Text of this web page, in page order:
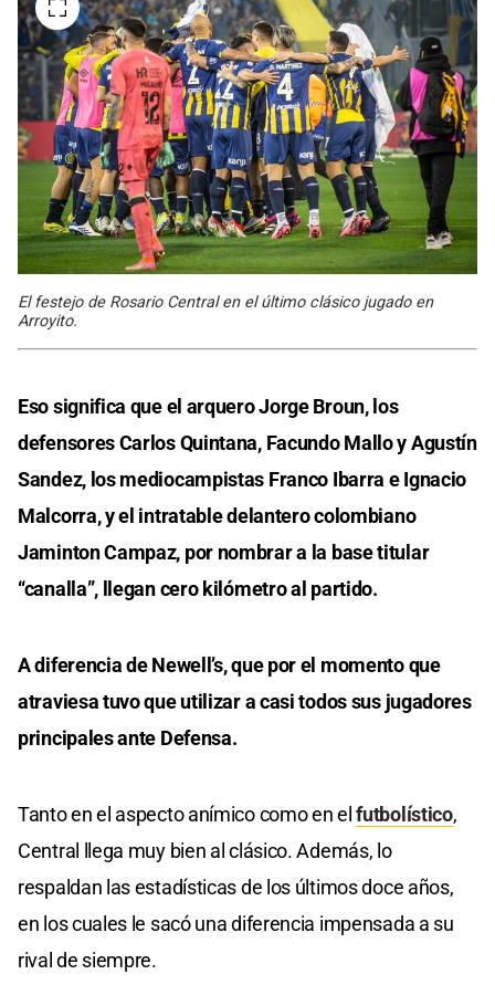
El festejo de Rosario Central en el último clásico jugado en
Arroyito.
Eso significa que el arquero Jorge Broun, los
defensores Carlos Quintana, Facundo Mallo y Agustín
Sandez, los mediocampistas Franco Ibarra e Ignacio
Malcorra, y el intratable delantero colombiano
Jaminton Campaz, por nombrar a la base titular
“canalla”, llegan cero kilómetro al partido.
A diferencia de Newell’s, que por el momento que
atraviesa tuvo que utilizar a casi todos sus jugadores
principales ante Defensa.
Tanto en el aspecto anímico como en elfutbolístico,
Central llega muy bien al clásico. Además, lo
respaldan las estadísticas de los últimos doce años,
en los cuales le sacó una diferencia impensada a su
rival de siempre.